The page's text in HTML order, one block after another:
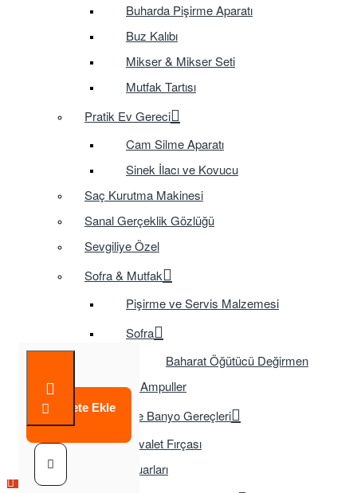
Buharda Pişirme Aparatı
Buz Kalıbı
Mikser & Mikser Seti
Mutfak Tartısı
Pratik Ev Gereci
Cam Silme Aparatı
Sinek İlacı ve Kovucu
Saç Kurutma Makinesi
Sanal Gerçeklik Gözlüğü
Sevgiliye Özel
Sofra & Mutfak
Pişirme ve Servis Malzemesi
Sofra
Baharat Öğütücü Değirmen
Tasarruflu Ampuller
Temizlik ve Banyo Gereçleri
Tuvalet Fırçası
TV Aksesuarları
Sepete Ekle
Çok Satılan Ürün
Çok Satılan Ürün
Çok Satılan Ürün
Çok Satılan Ürün
Çok Satılan Ürün